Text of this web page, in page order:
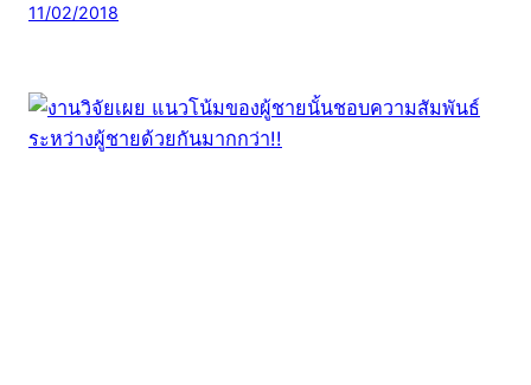
11/02/2018